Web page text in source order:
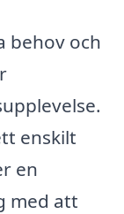
behov och
enskilt
en
med att